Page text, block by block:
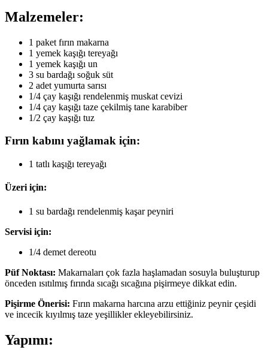
Malzemeler:
1 paket fırın makarna
1 yemek kaşığı tereyağı
1 yemek kaşığı un
3 su bardağı soğuk süt
2 adet yumurta sarısı
1/4 çay kaşığı rendelenmiş muskat cevizi
1/4 çay kaşığı taze çekilmiş tane karabiber
1/2 çay kaşığı tuz
Fırın kabını yağlamak için:
1 tatlı kaşığı tereyağı
Üzeri için:
1 su bardağı rendelenmiş kaşar peyniri
Servisi için:
1/4 demet dereotu
Püf Noktası: Makarnaları çok fazla haşlamadan sosuyla buluşturup
önceden ısıtılmış fırında sıcağı sıcağına pişirmeye dikkat edin.
Pişirme Önerisi: Fırın makarna harcına arzu ettiğiniz peynir çeşidi
ve incecik kıyılmış taze yeşillikler ekleyebilirsiniz.
Yapımı: